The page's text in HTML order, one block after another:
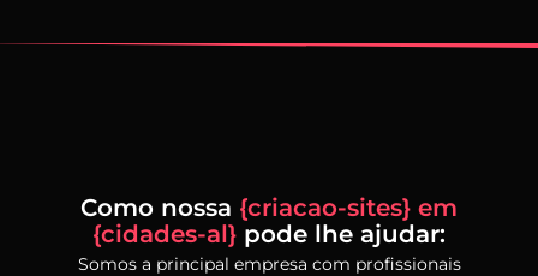
Como nossa {criacao-sites} em
{cidades-al} pode lhe ajudar:
Somos a principal empresa com profissionais